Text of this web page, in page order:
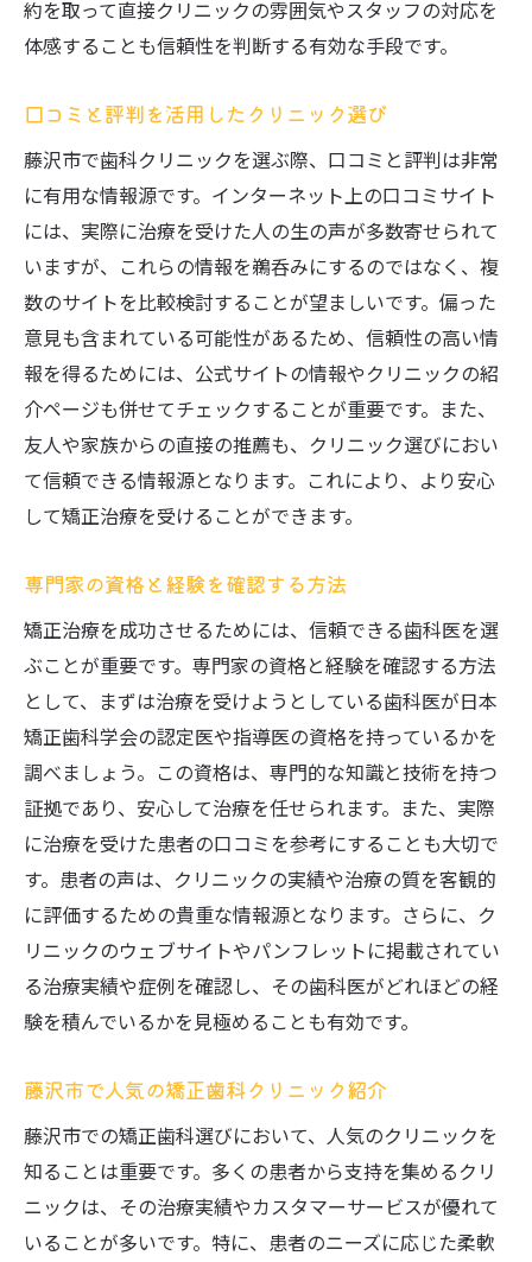
約を取って直接クリニックの雰囲気やスタッフの対応を
体感することも信頼性を判断する有効な手段です。
口コミと評判を活用したクリニック選び
藤沢市で歯科クリニックを選ぶ際、口コミと評判は非常
に有用な情報源です。インターネット上の口コミサイト
には、実際に治療を受けた人の生の声が多数寄せられて
いますが、これらの情報を鵜呑みにするのではなく、複
数のサイトを比較検討することが望ましいです。偏った
意見も含まれている可能性があるため、信頼性の高い情
報を得るためには、公式サイトの情報やクリニックの紹
介ページも併せてチェックすることが重要です。また、
友人や家族からの直接の推薦も、クリニック選びにおい
て信頼できる情報源となります。これにより、より安心
して矯正治療を受けることができます。
専門家の資格と経験を確認する方法
矯正治療を成功させるためには、信頼できる歯科医を選
ぶことが重要です。専門家の資格と経験を確認する方法
として、まずは治療を受けようとしている歯科医が日本
矯正歯科学会の認定医や指導医の資格を持っているかを
調べましょう。この資格は、専門的な知識と技術を持つ
証拠であり、安心して治療を任せられます。また、実際
に治療を受けた患者の口コミを参考にすることも大切で
す。患者の声は、クリニックの実績や治療の質を客観的
に評価するための貴重な情報源となります。さらに、ク
リニックのウェブサイトやパンフレットに掲載されてい
る治療実績や症例を確認し、その歯科医がどれほどの経
験を積んでいるかを見極めることも有効です。
藤沢市で人気の矯正歯科クリニック紹介
藤沢市での矯正歯科選びにおいて、人気のクリニックを
知ることは重要です。多くの患者から支持を集めるクリ
ニックは、その治療実績やカスタマーサービスが優れて
いることが多いです。特に、患者のニーズに応じた柔軟